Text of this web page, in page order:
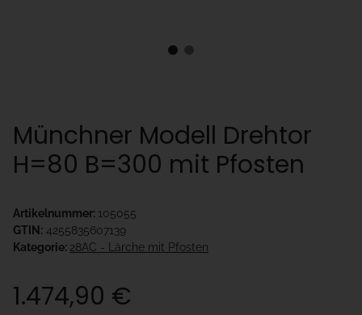
Münchner Modell Drehtor
H=80 B=300 mit Pfosten
Artikelnummer: 105055
GTIN: 4255835607139
Kategorie: 28AC - Lärche mit Pfosten
1.474,90 €